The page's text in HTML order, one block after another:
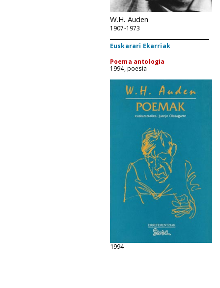
W.H. Auden
1907-1973
Euskarari Ekarriak
Poema antologia
1994, poesia
1994